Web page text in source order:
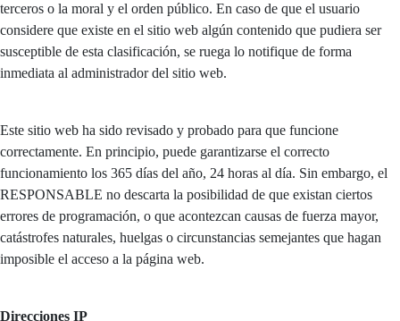
terceros o la moral y el orden público. En caso de que el usuario
considere que existe en el sitio web algún contenido que pudiera ser
susceptible de esta clasificación, se ruega lo notifique de forma
inmediata al administrador del sitio web.
Este sitio web ha sido revisado y probado para que funcione
correctamente. En principio, puede garantizarse el correcto
funcionamiento los 365 días del año, 24 horas al día. Sin embargo, el
RESPONSABLE no descarta la posibilidad de que existan ciertos
errores de programación, o que acontezcan causas de fuerza mayor,
catástrofes naturales, huelgas o circunstancias semejantes que hagan
imposible el acceso a la página web.
Direcciones IP